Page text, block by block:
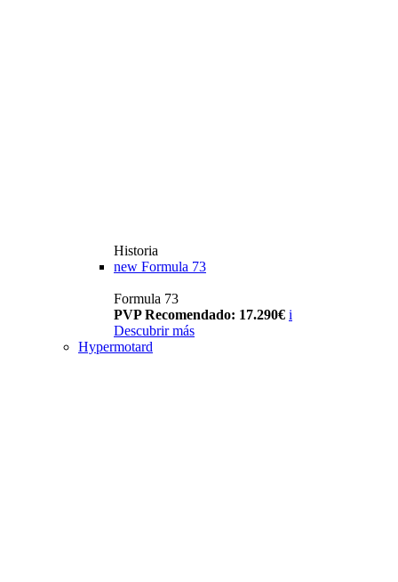
Historia
new Formula 73
Formula 73
PVP Recomendado: 17.290€ i
Descubrir más
Hypermotard